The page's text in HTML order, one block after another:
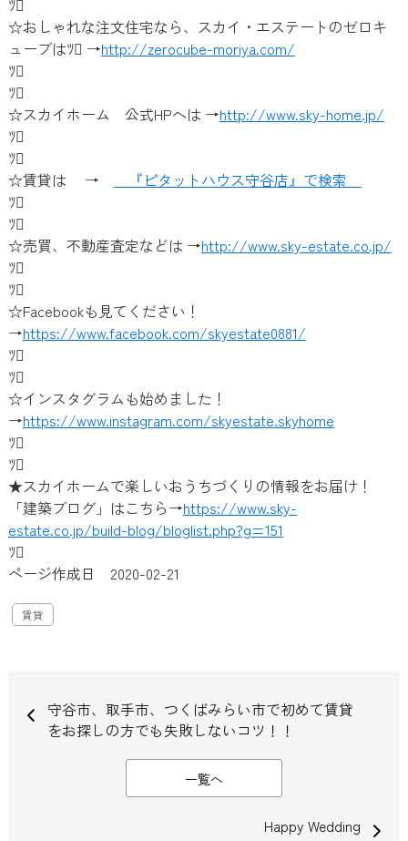
ﾂ
☆おしゃれな注文住宅なら、スカイ・エステートのゼロキ
ューブはﾂ →http://zerocube-moriya.com/
ﾂ
ﾂ
☆スカイホーム 公式HPへは →http://www.sky-home.jp/
ﾂ
ﾂ
☆賃貸は →
『ピタットハウス守谷店』で検索
ﾂ
ﾂ
☆売買、不動産査定などは →http://www.sky-estate.co.jp/
ﾂ
ﾂ
☆Facebookも見てください！
→https://www.facebook.com/skyestate0881/
ﾂ
ﾂ
☆インスタグラムも始めました！
→https://www.instagram.com/skyestate.skyhome
ﾂ
ﾂ
★スカイホームで楽しいおうちづくりの情報をお届け！
「建築ブログ」はこちら→https://www.sky-
estate.co.jp/build-blog/bloglist.php?g=151
ﾂ
ページ作成日 2020-02-21
賃貸
守谷市、取手市、つくばみらい市で初めて賃貸
をお探しの方でも失敗しないコツ！！
一覧へ
Happy Wedding